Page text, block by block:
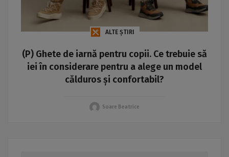
ALTE ȘTIRI
(P) Ghete de iarnă pentru copii. Ce trebuie să
iei în considerare pentru a alege un model
călduros și confortabil?
Soare Beatrice